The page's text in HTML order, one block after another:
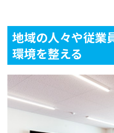
地域の人々や従業
環境を整える